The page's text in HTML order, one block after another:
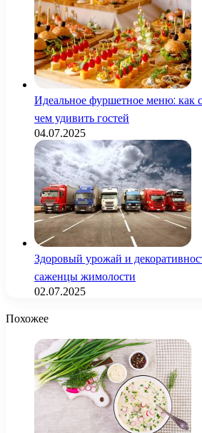
Идеальное фуршетное меню: как
чем удивить гостей
04.07.2025
Здоровый урожай и
саженцы жимолости
02.07.2025
Похожее